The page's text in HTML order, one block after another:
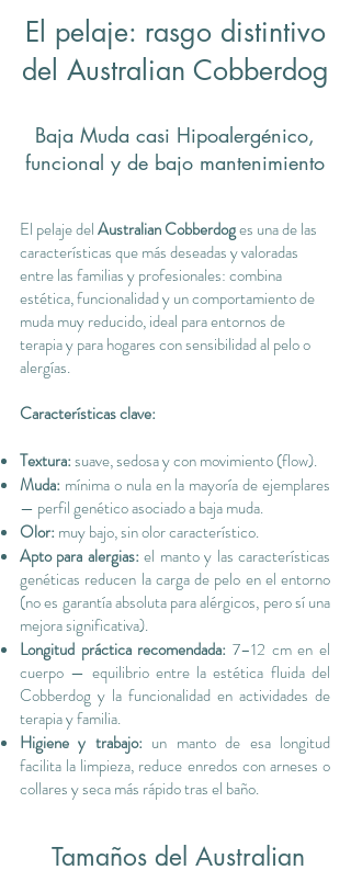
El pelaje: rasgo distintivo
del Australian Cobberdog
Baja Muda casi Hipoalergénico,
funcional y de bajo mantenimiento
El pelaje delAustralian Cobberdoges una de las
características que más deseadas y valoradas
entre las familias y profesionales: combina
estética, funcionalidad y un comportamiento de
muda muy reducido, ideal para entornos de
terapia y para hogares con sensibilidad al pelo o
alergías.
Características clave:
Textura:suave, sedosa y con movimiento (flow).
Muda: mínima o nula en la mayoría de ejemplares
— perfil genético asociado a baja muda.
Olor: muy bajo, sin olor característico.
Apto para alergias: el manto y las características
genéticas reducen la carga de pelo en el entorno
(no es garantía absoluta para alérgicos, pero sí una
mejora significativa).
Longitud práctica recomendada: 7–12 cm en el
cuerpo — equilibrio entre la estética fluida del
Cobberdog y la funcionalidad en actividades de
terapia y familia.
Higiene y trabajo: un manto de esa longitud
facilita la limpieza, reduce enredos con arneses o
collares y seca más rápido tras el baño.
Tamaños del Australian